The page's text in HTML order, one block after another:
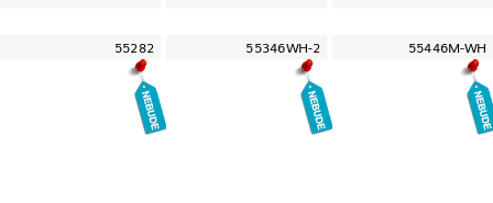
55282 55346WH-2 55446M-WH